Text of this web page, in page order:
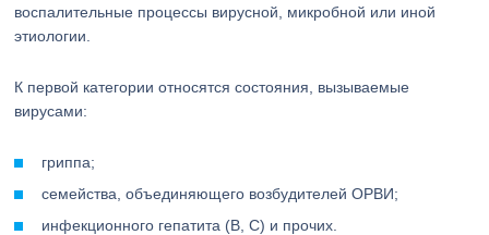
воспалительные процессы вирусной, микробной или иной
этиологии.
К первой категории относятся состояния, вызываемые
вирусами:
гриппа;
семейства, объединяющего возбудителей ОРВИ;
инфекционного гепатита (B, C) и прочих.